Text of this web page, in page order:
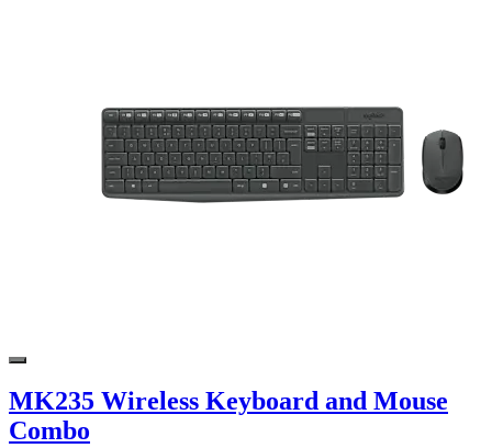
MK235 Wireless Keyboard and Mouse
Combo